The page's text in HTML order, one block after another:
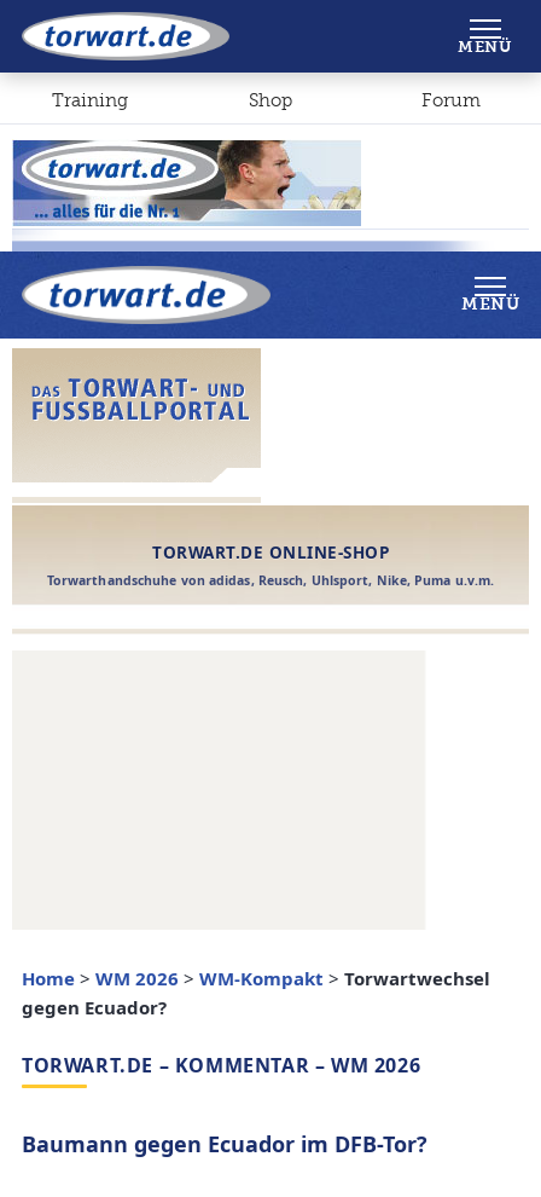
Shop Forum
MENÜ
Home > WM 2026 > WM-Kompakt > Torwartwechsel
gegen Ecuador?
TORWART.DE – KOMMENTAR – WM 2026
Baumann gegen Ecuador im DFB-Tor?